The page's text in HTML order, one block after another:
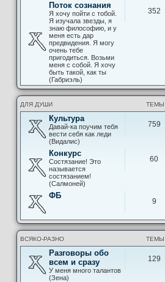
Поток сознания
Я хочу пойти с тобой.
Я изучала звезды, я
знаю философию, и у
меня есть дар
предвидения. Я могу
очень тебе
пригодиться. Возьми
меня с собой. Я хочу
быть такой, как ты
(Габриэль)
352
ДЛЯ ДУШИ ТЕМЫ
Культура
Давай-ка поучим тебя
вести себя как леди
(Видалис)
759
Конкурс
Состязание! Это
называется
состязанием!
(Салмоней)
60
ФБ
9
ВСЯКО-РАЗНО ТЕМЫ
Разговоры обо
всем и сразу
У меня много талантов
(Зена)
129